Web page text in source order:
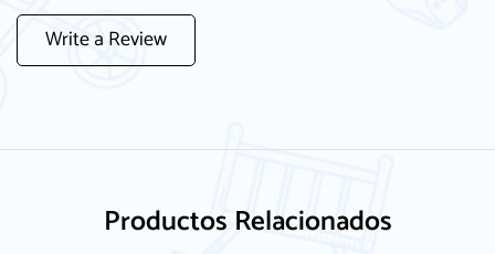
Write a Review
Productos Relacionados